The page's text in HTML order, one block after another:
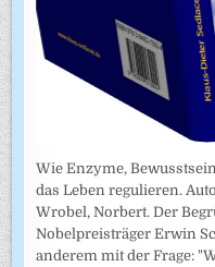
Wie Enzyme,
das Leben regulieren.
Wrobel, Norbert. Der
Nobelpreisträger Erwin
anderem mit der Frage: